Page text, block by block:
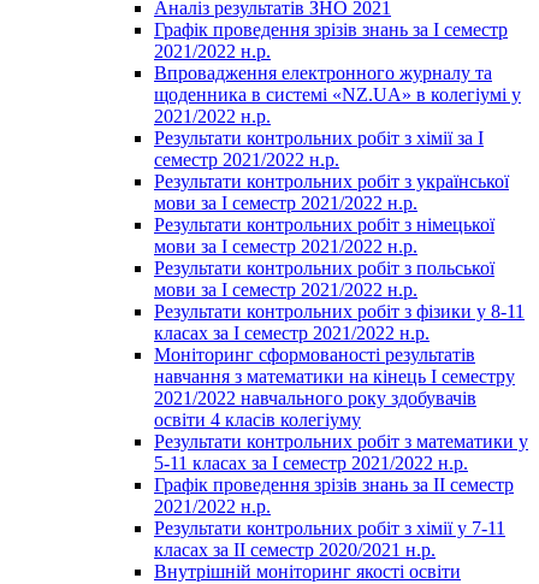
Аналіз результатів ЗНО 2021
Графік проведення зрізів знань за І семестр
2021/2022 н.р.
Впровадження електронного журналу та
щоденника в системі «NZ.UA» в колегіумі у
2021/2022 н.р.
Результати контрольних робіт з хімії за І
семестр 2021/2022 н.р.
Результати контрольних робіт з української
мови за І семестр 2021/2022 н.р.
Результати контрольних робіт з німецької
мови за І семестр 2021/2022 н.р.
Результати контрольних робіт з польської
мови за І семестр 2021/2022 н.р.
Результати контрольних робіт з фізики у 8-11
класах за І семестр 2021/2022 н.р.
Моніторинг сформованості результатів
навчання з математики на кінець І семестру
2021/2022 навчального року здобувачів
освіти 4 класів колегіуму
Результати контрольних робіт з математики у
5-11 класах за І семестр 2021/2022 н.р.
Графік проведення зрізів знань за ІІ семестр
2021/2022 н.р.
Результати контрольних робіт з хімії у 7-11
класах за ІІ семестр 2020/2021 н.р.
Внутрішній моніторинг якості освіти